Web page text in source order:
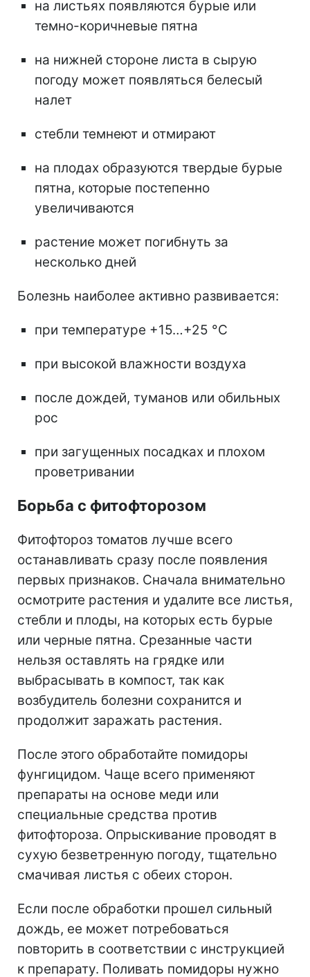
на листьях появляются бурые или
темно-коричневые пятна
на нижней стороне листа в сырую
погоду может появляться белесый
налет
стебли темнеют и отмирают
на плодах образуются твердые бурые
пятна, которые постепенно
увеличиваются
растение может погибнуть за
несколько дней
Болезнь наиболее активно развивается:
при температуре +15…+25 °C
при высокой влажности воздуха
после дождей, туманов или обильных
рос
при загущенных посадках и плохом
проветривании
Борьба с фитофторозом
Фитофтороз томатов лучше всего
останавливать сразу после появления
первых признаков. Сначала внимательно
осмотрите растения и удалите все листья,
стебли и плоды, на которых есть бурые
или черные пятна. Срезанные части
нельзя оставлять на грядке или
выбрасывать в компост, так как
возбудитель болезни сохранится и
продолжит заражать растения.
После этого обработайте помидоры
фунгицидом. Чаще всего применяют
препараты на основе меди или
специальные средства против
фитофтороза. Опрыскивание проводят в
сухую безветренную погоду, тщательно
смачивая листья с обеих сторон.
Если после обработки прошел сильный
дождь, ее может потребоваться
повторить в соответствии с инструкцией
к препарату. Поливать помидоры нужно